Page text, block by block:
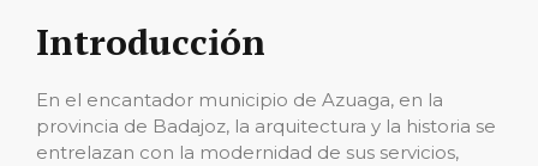
Introducción
En el encantador municipio de Azuaga, en la
provincia de Badajoz, la arquitectura y la historia se
entrelazan con la modernidad de sus servicios,